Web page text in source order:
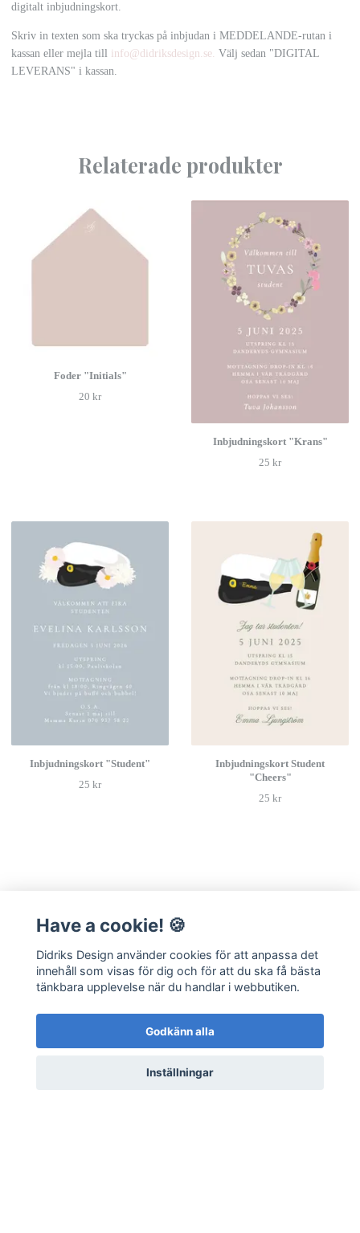
digitalt inbjudningskort.
Skriv in texten som ska tryckas på inbjudan i MEDDELANDE-rutan i
kassan eller mejla till info@didriksdesign.se. Välj sedan "DIGITAL
LEVERANS" i kassan.
Relaterade produkter
Foder "Initials"
20 kr
Inbjudningskort "Krans"
25 kr
Inbjudningskort "Student"
25 kr
Inbjudningskort Student
"Cheers"
25 kr
Läs mer
Kontakt
Frågor & Svar
Hållbarhet
Köpvillkor
Have a cookie! 🍪
Didriks Design använder cookies för att anpassa det
innehåll som visas för dig och för att du ska få bästa
tänkbara upplevelse när du handlar i webbutiken.
Godkänn alla
Inställningar